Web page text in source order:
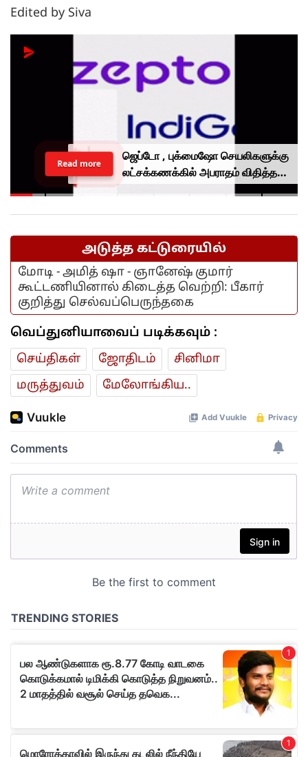
Edited by Siva
ஜெப்டோ , புக்மைஷோ செயலிகளுக்கு
லட்சக்கணக்கில் அபராதம் விதித்த
மத்திய அரசு.. என்ன காரணம்?
Read more
அடுத்த கட்டுரையில்
மோடி - அமித் ஷா - ஞானேஷ் குமார்
கூட்டணியினால் கிடைத்த வெற்றி: பீகார்
குறித்து செல்வப்பெருந்தகை
வெப்துனியாவைப் படிக்கவும் :
செய்திகள் ஜோ‌திட‌ம்
சினிமா
மரு‌த்துவ‌ம்
மேலோங்கிய..